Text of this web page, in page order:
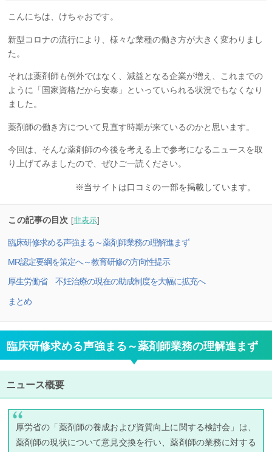
こんにちは、けちゃおです。
新型コロナの流行により、様々な業種の働き方が大きく変わりまし
た。
それは薬剤師も例外ではなく、減益となる企業が増え、これまでの
ように「国家資格だから安泰」といっていられる状況でもなくなり
ました。
薬剤師の働き方について見直す時期が来ているのかと思います。
今回は、そんな薬剤師の今後を考える上で参考になるニュースを取
り上げてみましたので、ぜひご一読ください。
※当サイトは口コミの一部を掲載しています。
この記事の目次 [非表示]
臨床研修求める声強まる～薬剤師業務の理解進まず
MR認定要綱を策定へ～教育研修の方向性提示
厚生労働省 不妊治療の現在の助成制度を大幅に拡充へ
まとめ
臨床研修求める声強まる～薬剤師業務の理解進まず
ニュース概要
厚労省の「薬剤師の養成および資質向上に関する検討会」は、
薬剤師の現状について意見交換を行い、薬剤師の業務に対する